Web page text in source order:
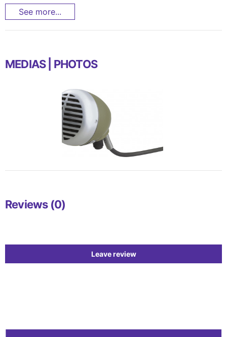
See more...
MEDIAS | PHOTOS
Reviews (0)
Leave review